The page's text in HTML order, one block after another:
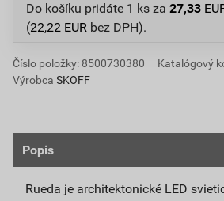
Do košíku pridáte 1 ks za 27,33
(22,22 EUR bez DPH).
Číslo položky: 8500730380
Katalógový
Výrobca SKOFF
Popis
Rueda je architektonické LED